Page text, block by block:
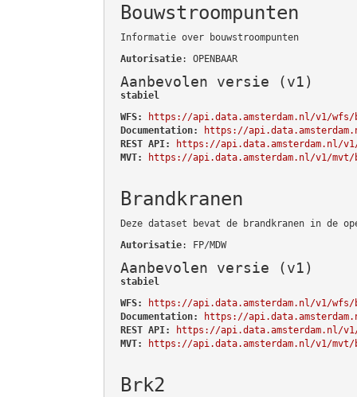
Bouwstroompunten
Informatie over bouwstroompunten
Autorisatie: OPENBAAR
Aanbevolen versie (v1)
stabiel
WFS:
https://api.data.amsterdam.nl/v1/wfs/
Documentation:
https://
REST API:
https://api.data.amsterdam.nl/v1/
MVT:
https://api.data.amsterdam.nl/v1/mvt/
Brandkranen
Deze dataset bevat de brandkranen in de
Autorisatie: FP/MDW
Aanbevolen versie (v1)
stabiel
WFS:
https://api.data.amsterdam.nl/v1/wfs/
Documentation:
https://
REST API:
https://api.data.amsterdam.nl/
MVT:
https://api.data.amsterdam.nl/v1/mvt/
Brk2